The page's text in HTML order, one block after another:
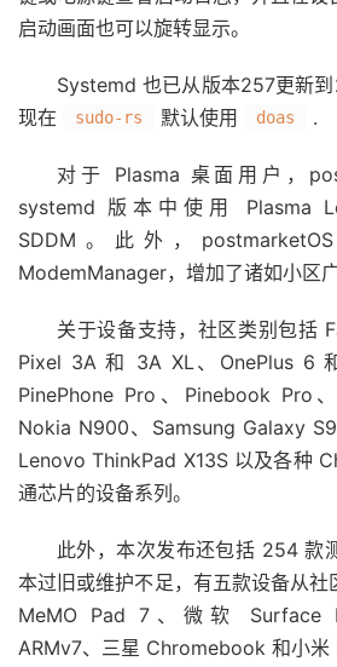
启动画面也可以旋转显示。
Systemd 也已从版本257更新到
现在
sudo-rs 默认使用 doas .
对于 Plasma 桌面用户，
systemd 版本中使用 Plasma
SDDM。此外，
ModemManager，增加了诸如小区
关于设备支持，社区类别包括
Pixel 3A 和 3A XL、OnePlus 6
PinePhone Pro、Pinebook Pro
Nokia N900、Samsung Galaxy S9
Lenovo ThinkPad X13S 以及各种
通芯片的设备系列。
此外，本次发布还包括 254 款
本过旧或维护不足，有五款设备从社
MeMO Pad 7、微软 Surface
ARMv7、三星 Chromebook 和小米